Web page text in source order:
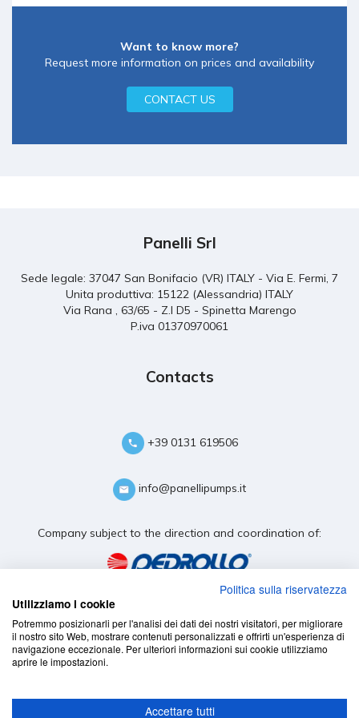
Want to know more?
Request more information on prices and availability
CONTACT US
Panelli Srl
Sede legale: 37047 San Bonifacio (VR) ITALY - Via E. Fermi, 7
Unita produttiva: 15122 (Alessandria) ITALY
Via Rana , 63/65 - Z.I D5 - Spinetta Marengo
P.iva 01370970061
Contacts
+39 0131 619506
info@panellipumps.it
Company subject to the direction and coordination of:
Politica sulla riservatezza
Utilizziamo i cookie
Potremmo posizionarli per l'analisi dei dati dei nostri visitatori, per migliorare
il nostro sito Web, mostrare contenuti personalizzati e offrirti un'esperienza di
navigazione eccezionale. Per ulteriori informazioni sui cookie utilizziamo
aprire le impostazioni.
Accettare tutti